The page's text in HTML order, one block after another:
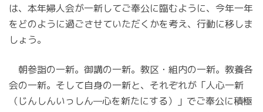
は、本年婦人会が一新してご奉公に臨むように、今年一年
をどのように過ごさせていただくかを考え、行動に移しま
しょう。
朝参詣の一新。御講の一新。教区・組内の一新。教養各
会の一新。そして自身の一新と、それぞれが「人心一新
（じんしんいっしん—心を新たにする）」でご奉公に積極